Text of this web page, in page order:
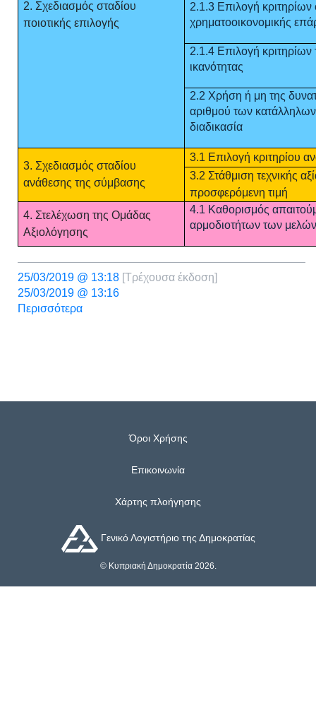
2. Σχεδιασμός σταδίου
ποιοτικής επιλογής
2.1.3 Επιλογή κριτηρίων
χρηματοοικονομικής
2.1.4 Επιλογή κριτηρίων
ικανότητας
2.2 Χρήση ή μη της
αριθμού των
διαδικασία
3. Σχεδιασμός σταδίου
ανάθεσης της σύμβασης
3.1 Επιλογή κριτηρίου
3.2 Στάθμιση τεχνικής
προσφερόμενη τιμή
4. Στελέχωση της Ομάδας
Αξιολόγησης
4.1 Καθορισμός
αρμοδιοτήτων των
25/03/2019 @ 13:18 [Τρέχουσα έκδοση]
25/03/2019 @ 13:16
Περισσότερα
Όροι Χρήσης
Επικοινωνία
Χάρτης πλοήγησης
Γενικό Λογιστήριο της Δημοκρατίας
© Κυπριακή Δημοκρατία 2026.